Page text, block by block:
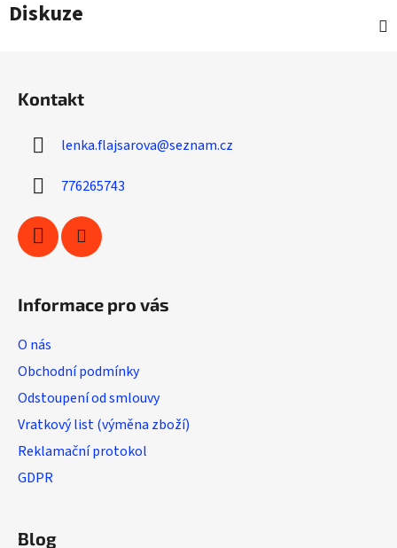
Diskuze
Kontakt
lenka.flajsarova@seznam.cz
776265743
Informace pro vás
O nás
Obchodní podmínky
Odstoupení od smlouvy
Vratkový list (výměna zboží)
Reklamační protokol
GDPR
Blog